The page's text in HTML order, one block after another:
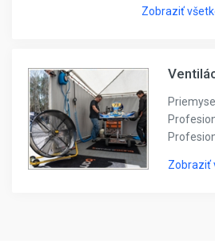
Zobraziť
Zobraziť